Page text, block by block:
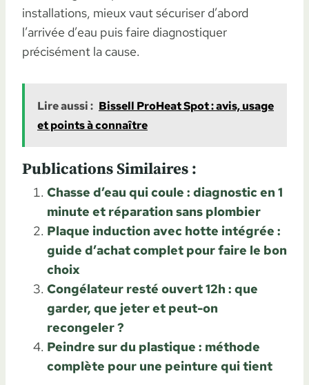
installations, mieux vaut sécuriser d’abord
l’arrivée d’eau puis faire diagnostiquer
précisément la cause.
Lire aussi : Bissell ProHeat Spot : avis, usage
et points à connaître
Publications Similaires :
Chasse d’eau qui coule : diagnostic en 1
minute et réparation sans plombier
Plaque induction avec hotte intégrée :
guide d’achat complet pour faire le bon
choix
Congélateur resté ouvert 12h : que
garder, que jeter et peut-on
recongeler ?
Peindre sur du plastique : méthode
complète pour une peinture qui tient